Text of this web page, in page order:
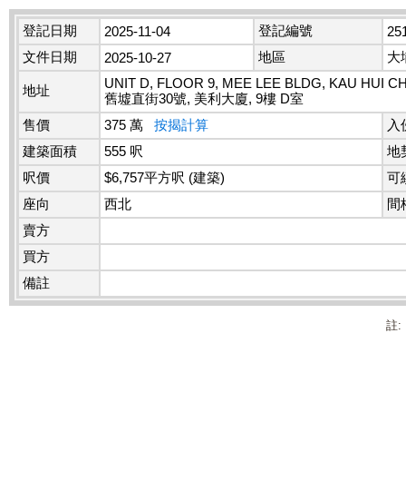
登記日期 2025-11-04 登記編號
文件日期
2025-10-27 地區 大
地址
UNIT D, FLOOR 9, MEE LEE BLDG, KAU HUI
舊墟直街30號, 美利大廈, 9樓 D室
售價
375 萬 按揭計算
入
建築面積
555 呎
地
呎價
$6,757平方呎 (建築)
可
座向
西北
間
賣方
買方
備註
註: